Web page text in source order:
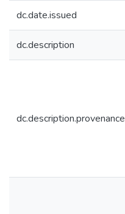
dc.date.issued
dc.description
dc.description.provenance